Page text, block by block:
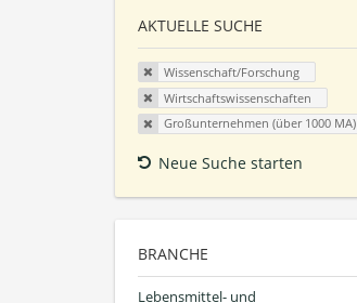
AKTUELLE SUCHE
Wissenschaft/Forschung
Wirtschaftswissenschaften
Großunternehmen (über 1000 MA)
Neue Suche starten
BRANCHE
Lebensmittel- und